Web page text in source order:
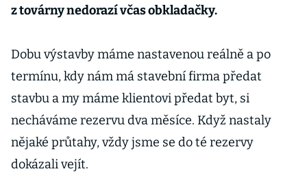
z továrny nedorazí včas obkladačky.
Dobu výstavby máme nastavenou reálně a po
termínu, kdy nám má stavební firma předat
stavbu a my máme klientovi předat byt, si
necháváme rezervu dva měsíce. Když nastaly
nějaké průtahy, vždy jsme se do té rezervy
dokázali vejít.